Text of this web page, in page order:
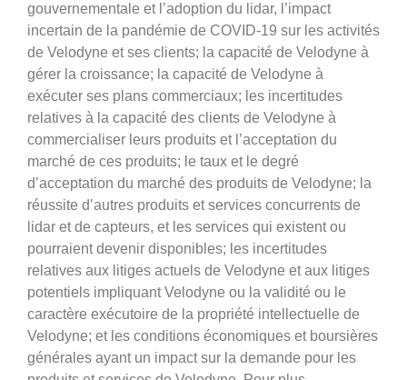
gouvernementale et l’adoption du lidar, l’impact
incertain de la pandémie de COVID-19 sur les activités
de Velodyne et ses clients; la capacité de Velodyne à
gérer la croissance; la capacité de Velodyne à
exécuter ses plans commerciaux; les incertitudes
relatives à la capacité des clients de Velodyne à
commercialiser leurs produits et l’acceptation du
marché de ces produits; le taux et le degré
d’acceptation du marché des produits de Velodyne; la
réussite d’autres produits et services concurrents de
lidar et de capteurs, et les services qui existent ou
pourraient devenir disponibles; les incertitudes
relatives aux litiges actuels de Velodyne et aux litiges
potentiels impliquant Velodyne ou la validité ou le
caractère exécutoire de la propriété intellectuelle de
Velodyne; et les conditions économiques et boursières
générales ayant un impact sur la demande pour les